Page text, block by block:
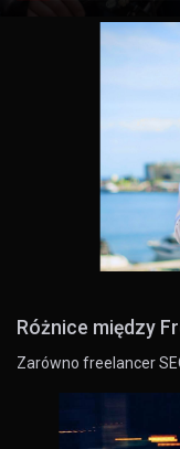
Różnice między
Zarówno freelancer